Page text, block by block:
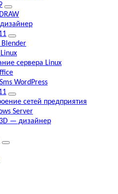
сервера Linux
WordPress
сетей предприятия
Server
— дизайнер